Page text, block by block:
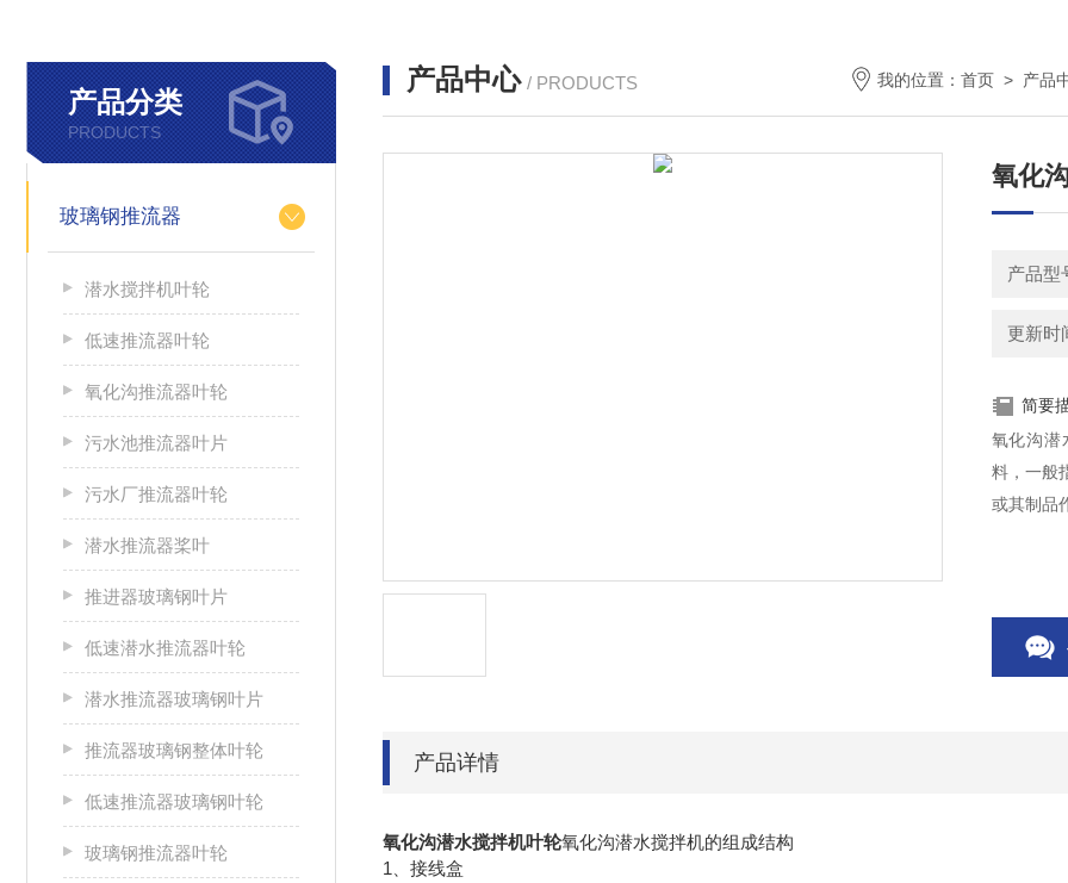
产品分类
PRODUCTS
玻璃钢推流器
潜水搅拌机叶轮
低速推流器叶轮
氧化沟推流器叶轮
污水池推流器叶片
污水厂推流器叶轮
潜水推流器桨叶
推进器玻璃钢叶片
低速潜水推流器叶轮
潜水推流器玻璃钢叶片
推流器玻璃钢整体叶轮
低速推流器玻璃钢叶轮
玻璃钢推流器叶轮
产品中心 / PRODUCTS 我的位置： 首页 > 产品
氧化
产品型
更新时
简要
氧化沟潜
料，一般
或其制品
产品详情
氧化沟潜水搅拌机叶轮氧化沟潜水搅拌机的组成结构
1、接线盒